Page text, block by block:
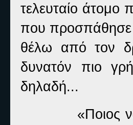
τελευταίο
που προσπάθησε
θέλω από τον
δυνατόν πιο
δηλαδή...
«Ποιος